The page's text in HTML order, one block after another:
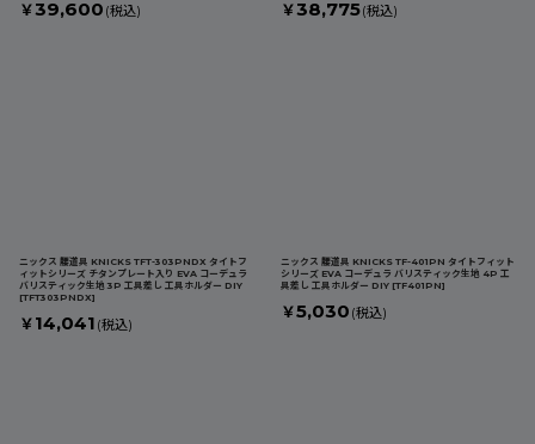
￥39,600 (税込) ￥38,775(税込)
ニックス 腰道具 KNICKS TFT-303PNDX タイトフ
ィットシリーズ チタンプレート入り EVA コーデュラ
バリスティック生地 3P 工具差し 工具ホルダー DIY
[TFT303PNDX]
￥ 14,041 (税込)
ニックス 腰道具 KNICKS TF-401PN タイトフィット
シリーズ EVA コーデュラ バリスティック生地 4P 工
具差し 工具ホルダー DIY [TF401PN]
￥5,030 (税込)